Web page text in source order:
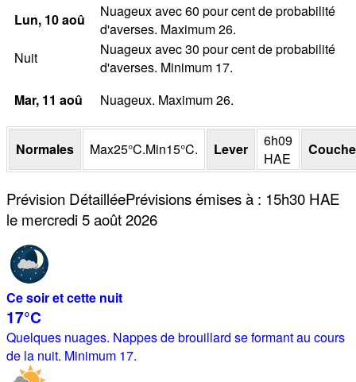
Lun, 10aoû
Nuageux avec 60 pour cent de probabilité
d'averses. Maximum 26.
Nuit
Nuageux avec 30 pour cent de probabilité
d'averses. Minimum 17.
Mar, 11 aoû Nuageux. Maximum 26.
Normales Max25°C.Min15°C. Lever
6h09
HAE
Prévision DétailléePrévisions émises à : 15h30 HAE
le mercredi 5 août 2026
Ce soir et cette nuit
17°C
Quelques nuages. Nappes de brouillard se formant au cours
de la nuit. Minimum 17.